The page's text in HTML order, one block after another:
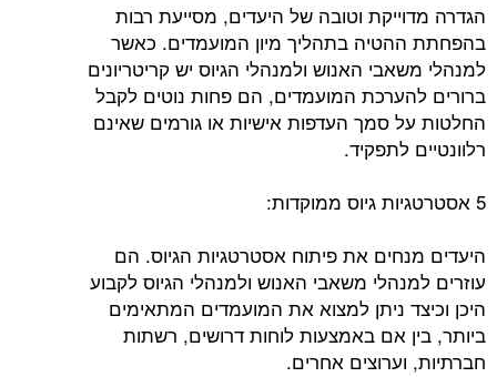
הגדרה מדוייקת וטובה של היעדים, מסייעת רבות
בהפחתת ההטיה בתהליך מיון המועמדים. כאשר
למנהלי משאבי האנוש ולמנהלי הגיוס יש קריטריונים
ברורים להערכת המועמדים, הם פחות נוטים לקבל
החלטות על סמך העדפות אישיות או גורמים שאינם
רלוונטיים לתפקיד.
5 אסטרטגיות גיוס ממוקדות:
היעדים מנחים את פיתוח אסטרטגיות הגיוס. הם
עוזרים למנהלי משאבי האנוש ולמנהלי הגיוס לקבוע
היכן וכיצד ניתן למצוא את המועמדים המתאימים
ביותר, בין אם באמצעות לוחות דרושים, רשתות
חברתיות, וערוצים אחרים.